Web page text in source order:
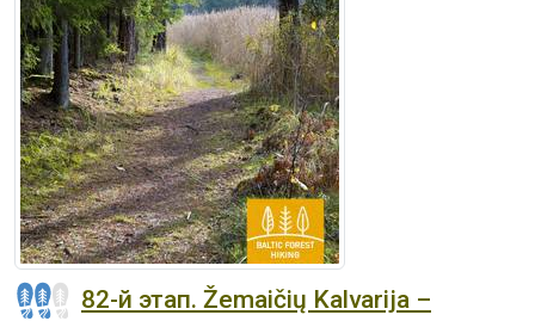
82-й этап. Žemaičių Kalvarija –